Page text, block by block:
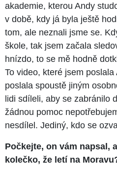
akademie, kterou Andy
v době, kdy já byla ještě
tom, ale neznali jsme se.
škole, tak jsem začala
hnízdo, to se mě hodně
To video, které jsem
poslala spoustě jiným
lidi sdíleli, aby se zabránilo
žádnou pomoc
nesdílel. Jediný, kdo se
Počkejte, on vám napsal,
kolečko, že letí na